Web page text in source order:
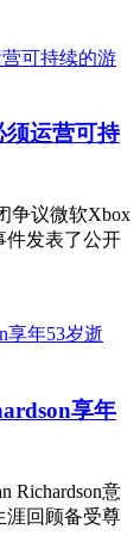
须运营可持
争议微软Xbox
件发表了公开
享年
Richardson意
涯回顾备受尊